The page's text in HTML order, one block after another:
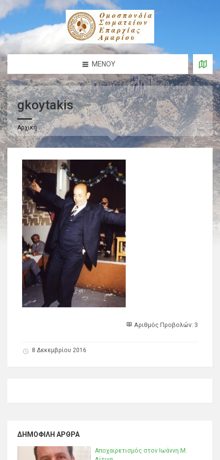
ΜΕΝΟΎ
gkoytakis
Αρχική
Αριθμός Προβολών: 3
8 Δεκεμβρίου 2016
ΔΗΜΟΦΙΛΉ ΆΡΘΡΑ
Αποχαιρετισμός στον Ιωάννη Μ.